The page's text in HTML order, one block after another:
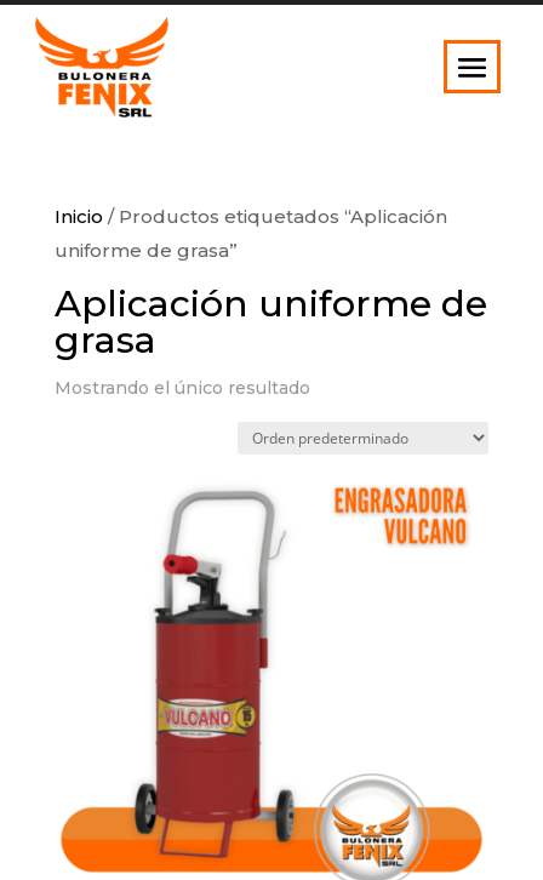
Inicio / Productos etiquetados “Aplicación
uniforme de grasa”
Aplicación uniforme de
grasa
Mostrando el único resultado